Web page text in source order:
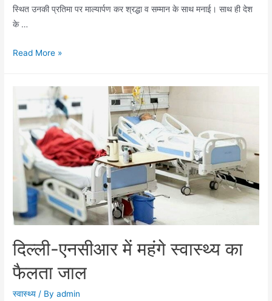
स्थित उनकी प्रतिमा पर माल्यार्पण कर श्रद्धा व सम्मान के साथ मनाई। साथ ही देश
के …
इन्दिरा
और
सरदार
पटेल
जयंती
कांग्रेस
गाजियाबाद
ने
श्रद्धांजलि
Read More »
दिल्ली-एनसीआर में महंगे स्वास्थ्य का
फैलता जाल
स्वास्थ्य / Byadmin